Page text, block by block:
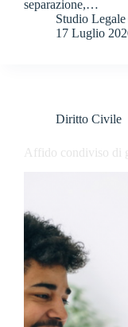
separazione,…
Studio
17 Luglio
Diritto Civile
Affido condiviso di